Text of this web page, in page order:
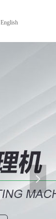
English
넲